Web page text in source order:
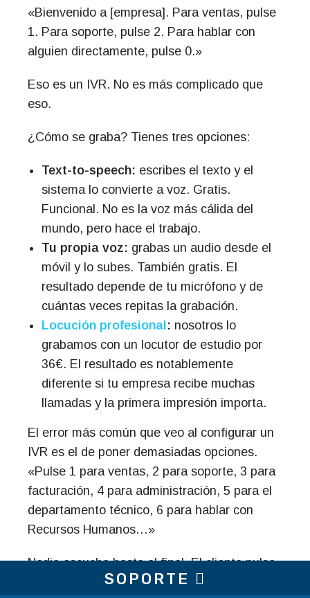
«Bienvenido a [empresa]. Para ventas, pulse
1. Para soporte, pulse 2. Para hablar con
alguien directamente, pulse 0.»
Eso es un IVR. No es más complicado que
eso.
¿Cómo se graba? Tienes tres opciones:
Text-to-speech: escribes el texto y el
sistema lo convierte a voz. Gratis.
Funcional. No es la voz más cálida del
mundo, pero hace el trabajo.
Tu propia voz: grabas un audio desde el
móvil y lo subes. También gratis. El
resultado depende de tu micrófono y de
cuántas veces repitas la grabación.
Locución profesional : nosotros lo
grabamos con un locutor de estudio por
36€. El resultado es notablemente
diferente si tu empresa recibe muchas
llamadas y la primera impresión importa.
El error más común que veo al configurar un
IVR es el de poner demasiadas opciones.
«Pulse 1 para ventas, 2 para soporte, 3 para
facturación, 4 para administración, 5 para el
departamento técnico, 6 para hablar con
Recursos Humanos…»
Nadie escucha hasta el final. El cliente pulsa
SOPORTE